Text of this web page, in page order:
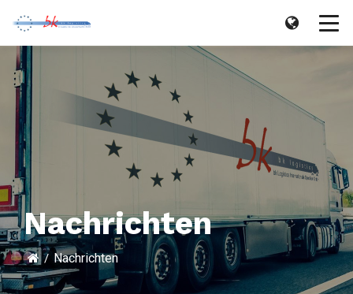
Nachrichten
Nachrichten